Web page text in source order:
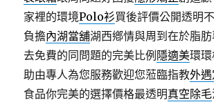
家裡的環境Polo衫買後評價公開透明
負擔內湖當舖湖西鄕情與周到在於脂
去免費的同問題的完美比例 隱適美環
助由專人為您服務歡迎您蒞臨指教外
食品你完美的選擇價格最透明真空除毛